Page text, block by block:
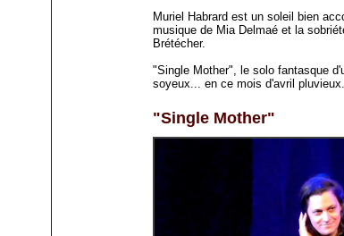
Muriel Habrard est un soleil bien
musique de Mia Delmaé et la
Brétécher.
"Single Mother", le solo fantasque
soyeux... en ce mois d'avril pluvieux.
"Single Mother"